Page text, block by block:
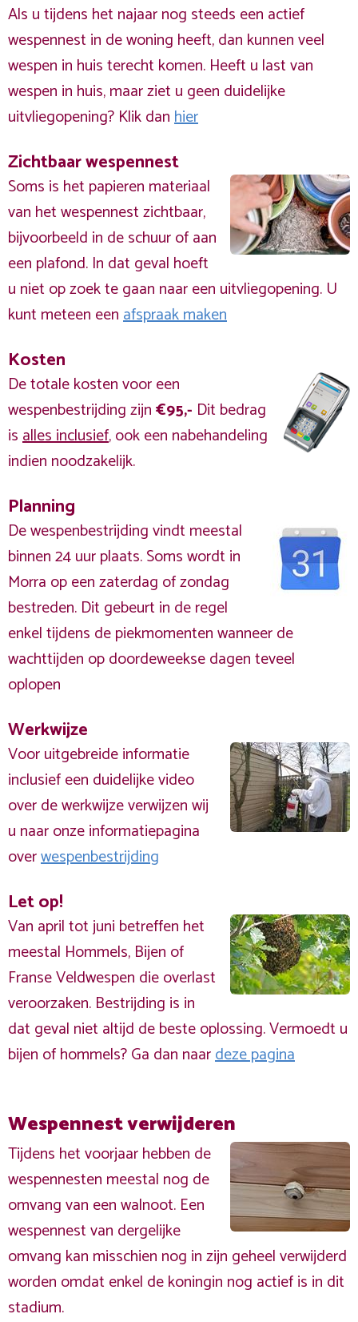
Als u tijdens het najaar nog steeds een actief
wespennest in de woning heeft, dan kunnen veel
wespen in huis terecht komen. Heeft u last van
wespen in huis, maar ziet u geen duidelijke
uitvliegopening? Klik danhier
Zichtbaar wespennest
Soms is het papieren materiaal
van het wespennest zichtbaar,
bijvoorbeeld in de schuur of aan
een plafond. In dat geval hoeft
u niet op zoek te gaan naar een uitvliegopening. U
kunt meteen eenafspraak maken
Kosten
De totale kosten voor een
wespenbestrijding zijn€95,- Dit bedrag
isalles inclusief, ook een nabehandeling
indien noodzakelijk.
Planning
De wespenbestrijding vindt meestal
binnen 24 uur plaats. Soms wordt in
Morra op een zaterdag of zondag
bestreden. Dit gebeurt in de regel
enkel tijdens de piekmomenten wanneer de
wachttijden op doordeweekse dagen teveel
oplopen
Werkwijze
Voor uitgebreide informatie
inclusief een duidelijke video
over de werkwijze verwijzen wij
u naar onze informatiepagina
overwespenbestrijding
Let op!
Van april tot juni betreffen het
meestal Hommels, Bijen of
Franse Veldwespen die overlast
veroorzaken. Bestrijding is in
dat geval niet altijd de beste oplossing. Vermoedt u
bijen of hommels? Ga dan naardeze pagina
Wespennest verwijderen
Tijdens het voorjaar hebben de
wespennesten meestal nog de
omvang van een walnoot. Een
wespennest van dergelijke
omvang kan misschien nog in zijn geheel verwijderd
worden omdat enkel de koningin nog actief is in dit
stadium.